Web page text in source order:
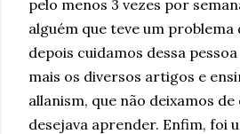
pelo menos 3 vezes por
alguém que teve um problema
depois cuidamos dessa
mais os diversos artigos e
allanism, que não deixamos
desejava aprender. Enfim, foi